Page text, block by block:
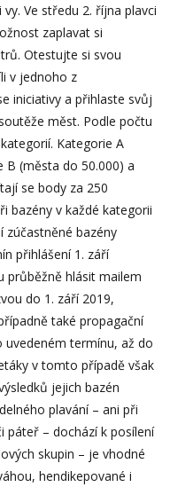
Ve středu 2. října plavci
zaplavat si
Otestujte si svou
v jednoho z
iniciativy a přihlaste svůj
měst. Podle počtu
Kategorie A
B (města do 50.000) a
se body za 250
bazény v každé kategorii
zúčastněné bazény
přihlášení 1. září
průběžně hlásit mailem
do 1. září 2019,
také propagační
termínu, až do
v tomto případě však
jejich bazén
plavání – ani při
páteř – dochází k posílení
skupin – je vhodné
hendikepované i